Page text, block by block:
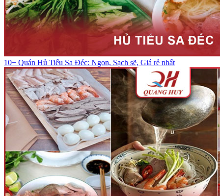
10+ Quán Hủ Tiếu Sa Đéc: Ngon, Sạch sẽ, Giá rẻ nhất